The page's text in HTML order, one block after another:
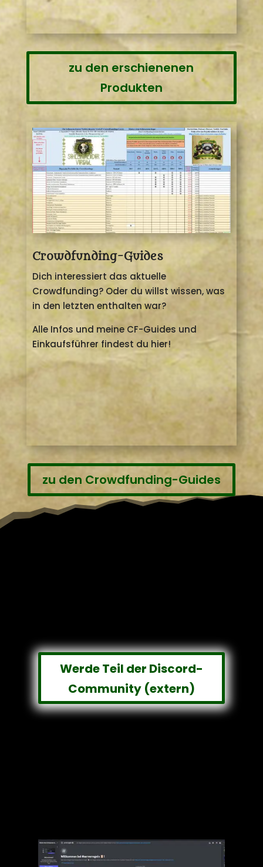
zu den erschienenen
Produkten
Crowdfunding-Guides
Dich interessiert das aktuelle
Crowdfunding? Oder du willst wissen, was
in den letzten enthalten war?
Alle Infos und meine CF-Guides und
Einkaufsführer findest du hier!
zu den Crowdfunding-Guides
Werde Teil der Discord-
Community (extern)